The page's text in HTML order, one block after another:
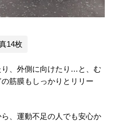
14枚
、外側に向けたり…と、む
筋膜もしっかりとリリー
、運動不足の人でも安心か